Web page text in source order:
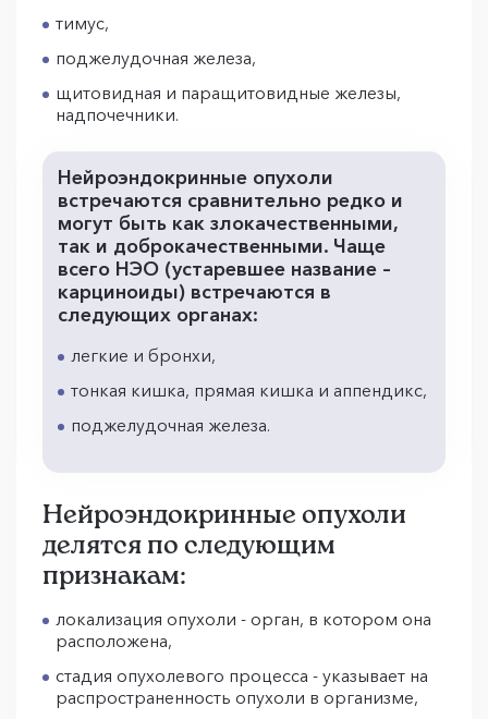
тимус,
поджелудочная железа,
щитовидная и паращитовидные железы,
надпочечники.
Нейроэндокринные опухоли
встречаются сравнительно редко и
могут быть как злокачественными,
так и доброкачественными. Чаще
всего НЭО (устаревшее название –
карциноиды) встречаются в
следующих органах:
легкие и бронхи,
тонкая кишка, прямая кишка и аппендикс,
поджелудочная железа.
Нейроэндокринные опухоли
делятся по следующим
признакам:
локализация опухоли - орган, в котором она
расположена,
стадия опухолевого процесса - указывает на
распространенность опухоли в организме,